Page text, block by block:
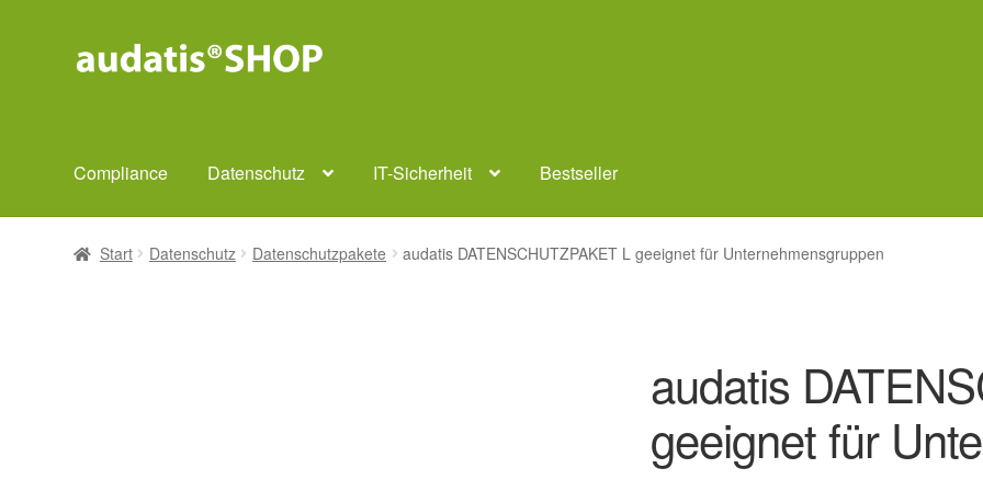
Navigation
springen
Inhalt
springen
Compliance Datenschutz IT-Sicherheit Bestseller
Start Datenschutz Datenschutzpakete audatis DATENSCHUTZPAKET L geeignet für Unternehmensgruppen
audatis
geeignet für